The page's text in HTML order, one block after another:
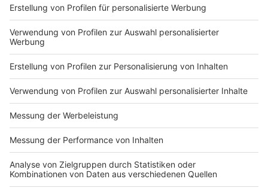
Stabilitätsfaktor. Gleichzeitig überzeugte er demnach
auch im Angriff mit starken Leistungen. Meler
bezeichnet Siegler als sportlich und menschlich
großen Gewinn für die Mannschaft.
„Ich fühle mich in der Mannschaft sehr wohl und habe
unabhängig von der Ligazugehörigkeit verlängert.“ -
Lukas Siegler.
Anzeige